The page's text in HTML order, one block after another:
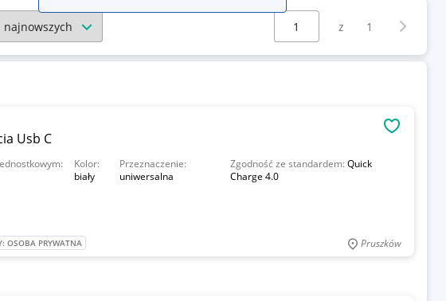
Wybierz stronę:
z 1
Usb C
Kolor:
biały
Przeznaczenie:
uniwersalna
Zgodność ze standardem:Quick
Charge 4.0
OSOBA PRYWATNA Pruszków